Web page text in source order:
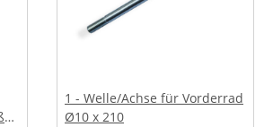
1 - Welle/Achse für Vorderrad
Ø10 x 210